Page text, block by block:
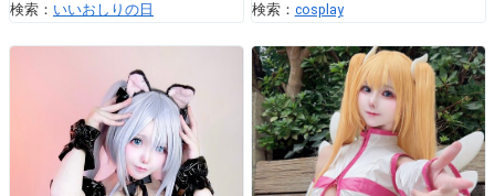
検索： いいおしりの日
検索： cosplay